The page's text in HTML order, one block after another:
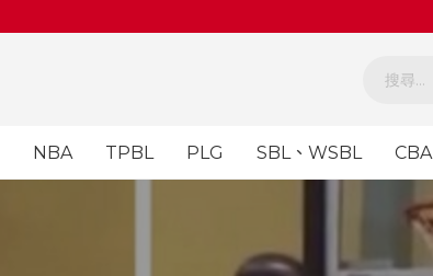
NBA TPBL PLG SBL、WSBL CBA